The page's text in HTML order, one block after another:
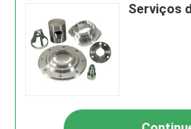
Serviços